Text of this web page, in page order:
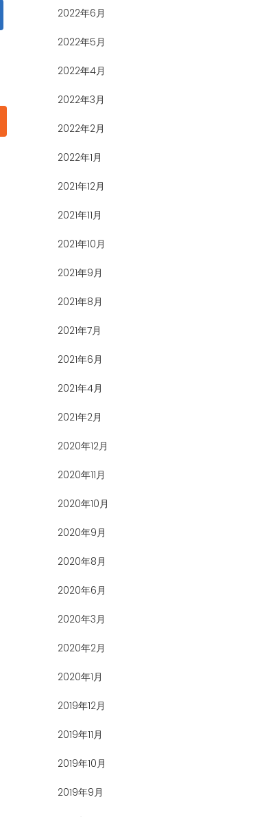
2022年6月
2022年5月
2022年4月
2022年3月
2022年2月
2022年1月
2021年12月
2021年11月
2021年10月
2021年9月
2021年8月
2021年7月
2021年6月
2021年4月
2021年2月
2020年12月
2020年11月
2020年10月
2020年9月
2020年8月
2020年6月
2020年3月
2020年2月
2020年1月
2019年12月
2019年11月
2019年10月
2019年9月